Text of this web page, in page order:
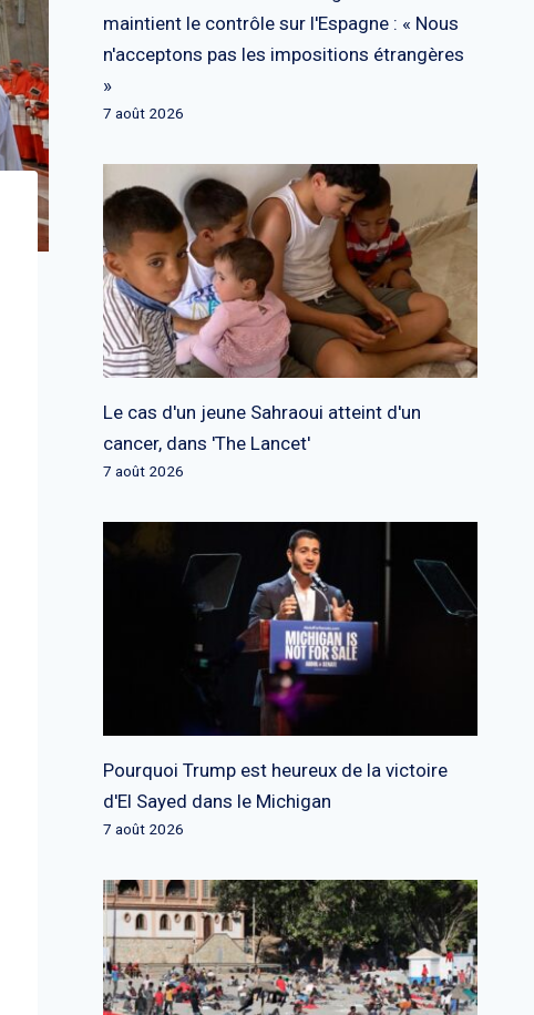
maintient le contrôle sur l'Espagne : « Nous
n'acceptons pas les impositions étrangères
»
7 août 2026
Le cas d'un jeune Sahraoui atteint d'un
cancer, dans 'The Lancet'
7 août 2026
Pourquoi Trump est heureux de la victoire
d'El Sayed dans le Michigan
7 août 2026